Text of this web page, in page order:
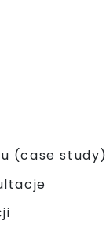
(case study)